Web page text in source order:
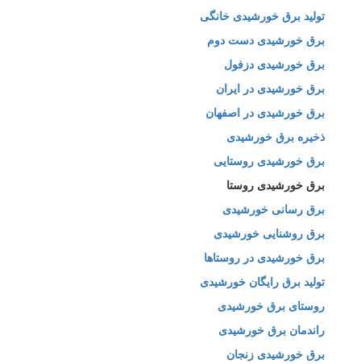
تولید برق خورشیدی خانگی
برق خورشیدی دست دوم
برق خورشیدی دزفول
برق خورشیدی در ایران
برق خورشیدی در اصفهان
ذخیره برق خورشیدی
برق خورشیدی روستایی
برق خورشیدی روستا
برق رسانی خورشیدی
برق روشنایی خورشیدی
برق خورشیدی در روستاها
تولید برق رایگان خورشیدی
روستای برق خورشیدی
راندمان برق خورشیدی
برق خورشیدی زنجان